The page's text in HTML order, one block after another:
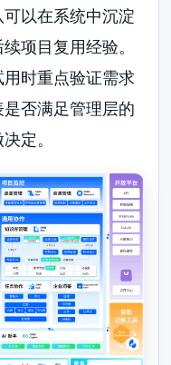
以在系统中沉淀
项目复用经验。
时重点验证需求
否满足管理层的
定。